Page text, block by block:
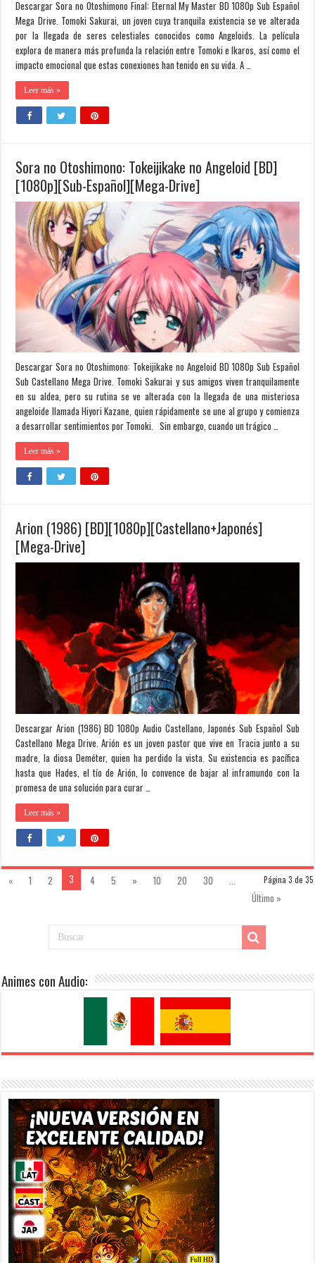
Descargar Sora no Otoshimono Final: Eternal My Master BD 1080p Sub Español
Mega Drive. Tomoki Sakurai, un joven cuya tranquila existencia se ve alterada
por la llegada de seres celestiales conocidos como Angeloids. La película
explora de manera más profunda la relación entre Tomoki e Ikaros, así como el
impacto emocional que estas conexiones han tenido en su vida. A …
Leer más »
Sora no Otoshimono: Tokeijikake no Angeloid [BD]
[1080p][Sub-Español][Mega-Drive]
Descargar Sora no Otoshimono: Tokeijikake no Angeloid BD 1080p Sub Español
Sub Castellano Mega Drive. Tomoki Sakurai y sus amigos viven tranquilamente
en su aldea, pero su rutina se ve alterada con la llegada de una misteriosa
angeloide llamada Hiyori Kazane, quien rápidamente se une al grupo y comienza
a desarrollar sentimientos por Tomoki. Sin embargo, cuando un trágico …
Leer más »
Arion (1986) [BD][1080p][Castellano+Japonés]
[Mega-Drive]
Descargar Arion (1986) BD 1080p Audio Castellano, Japonés Sub Español Sub
Castellano Mega Drive. Arión es un joven pastor que vive en Tracia junto a su
madre, la diosa Deméter, quien ha perdido la vista. Su existencia es pacífica
hasta que Hades, el tío de Arión, lo convence de bajar al inframundo con la
promesa de una solución para curar …
Leer más »
Página 3 de 35
« 1 2 3 4 5 » 10 20 30
...
Último »
Animes con Audio: